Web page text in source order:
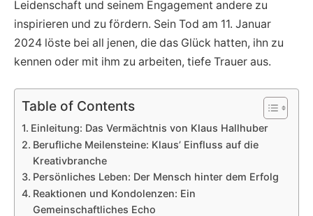
Leidenschaft und seinem Engagement andere zu
inspirieren und zu fördern. Sein Tod am 11. Januar
2024 löste bei all jenen, die das Glück hatten, ihn zu
kennen oder mit ihm zu arbeiten, tiefe Trauer aus.
Table of Contents
Einleitung: Das Vermächtnis von Klaus Hallhuber
Berufliche Meilensteine: Klaus’ Einfluss auf die
Kreativbranche
Persönliches Leben: Der Mensch hinter dem Erfolg
Reaktionen und Kondolenzen: Ein
Gemeinschaftliches Echo